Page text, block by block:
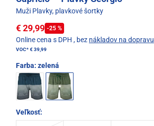
Muži Plavky, plavkové šortky
€ 29,99 -25 %
Online cena s DPH , bez nákladov na dopravu
VOC*€ 39,99
Farba: zelená
Veľkosť: